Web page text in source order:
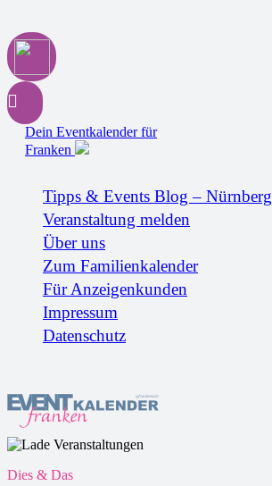
Dein Eventkalender für
Franken
Tipps & Events Blog – Nürnberg
Veranstaltung melden
Über uns
Zum Familienkalender
Für Anzeigenkunden
Impressum
Datenschutz
Dies & Das